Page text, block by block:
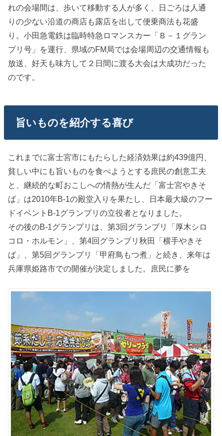
れの会場間は、歩いて移動する人が多く、日ごろは人通
りの少ない沿道の商店も露店を出して便乗商法も花盛
り。小田急電鉄は臨時特急ロマンスカー「Ｂ－１グラン
プリ号」を運行、県域のFM局では会場周辺の交通情報も
放送、好天も味方して２日間に渡る大会は大成功だった
のです。
旨いものを紹介する喜び
これまでに富士宮市にもたらした経済効果は約439億円、
貧しい中にも旨いものを食べようとする庶民の創意工夫
と、継続的な町おこしへの情熱が生んだ「富士宮やきそ
ば」は2010年B-1の殿堂入りを果たし、日本最大級のフー
ドイベントB-1グランプリの立役者となりました。
その後のB-1グランプリは、第3回グランプリ「厚木シロ
コロ・ホルモン」、第4回グランプリ秋田「横手やきそ
ば」、第5回グランプリ「甲府鳥もつ煮」と続き、来年は
兵庫県姫路市での開催が決定しました。庶民に夢を